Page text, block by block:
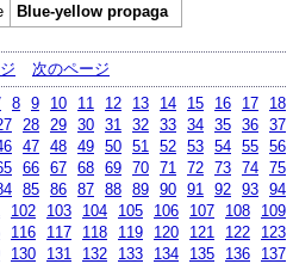
Blue-yellow propaga
次のページ
8 9 10 11 12 13 14 15 16 17
18
28 29 30 31 32 33 34 35 36 37
47 48 49 50 51 52 53 54 55 56
66 67 68 69 70 71 72 73 74 75
85 86 87 88 89 90 91 92 93 94
102 103 104 105 106 107 108
109
116 117 118 119 120 121 122
123
130 131 132 133 134 135 136
137